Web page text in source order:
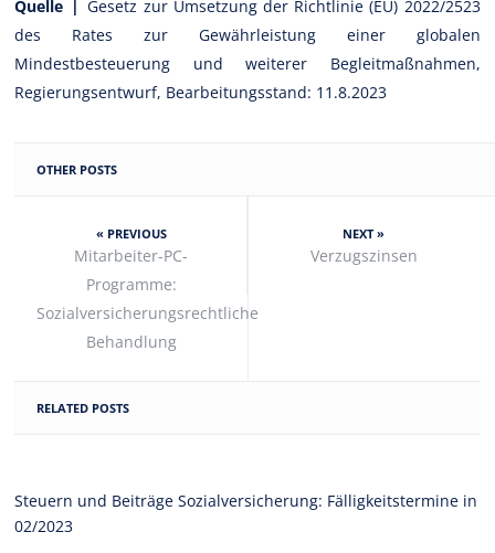
Quelle | Gesetz zur Umsetzung der Richtlinie (EU) 2022/2523
des Rates zur Gewährleistung einer globalen
Mindestbesteuerung und weiterer Begleitmaßnahmen,
Regierungsentwurf, Bearbeitungsstand: 11.8.2023
OTHER POSTS
« PREVIOUS
Mitarbeiter-PC-
Programme:
Sozialversicherungsrechtliche
Behandlung
NEXT »
Verzugszinsen
RELATED POSTS
Steuern und Beiträge Sozialversicherung: Fälligkeitstermine in
02/2023